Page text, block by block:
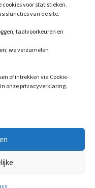
voor statistieken.
van de site.
taalvoorkeuren en
we verzamelen
of intrekken via Cookie-
onze privacyverklaring.